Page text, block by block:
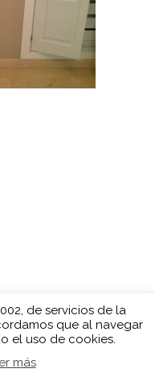
de servicios de la
que al navegar
el uso de cookies.
más